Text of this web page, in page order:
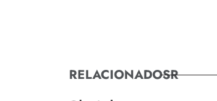
RELACIONADOSR